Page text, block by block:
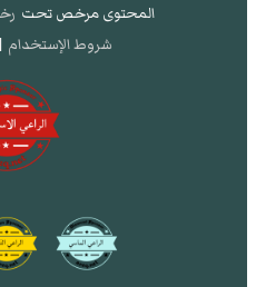
المحتوى مرخص تحت
شروط الإستخدام |